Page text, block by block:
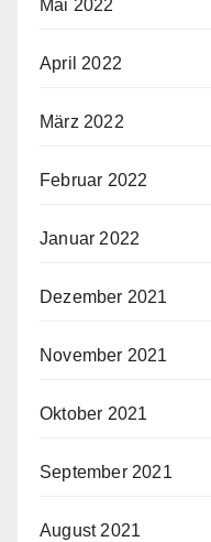
Mai 2022
April 2022
März 2022
Februar 2022
Januar 2022
Dezember 2021
November 2021
Oktober 2021
September 2021
August 2021